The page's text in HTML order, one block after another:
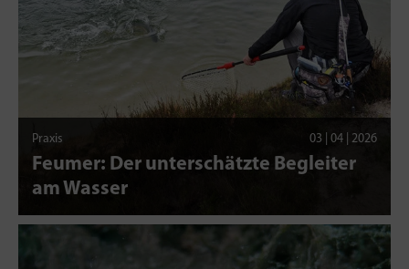
Praxis 03 | 04 | 2026
Feumer: Der unterschätzte Begleiter
am Wasser